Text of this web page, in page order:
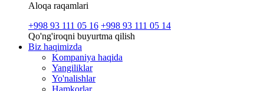
Aloqa raqamlari
+998 93 111 05 16 +998 93 111 05 14
Qo'ng'iroqni buyurtma qilish
Biz haqimizda
Kompaniya haqida
Yangiliklar
Yo'nalishlar